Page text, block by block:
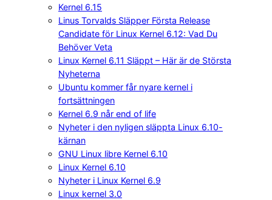
Kernel 6.15
Linus Torvalds Släpper Första Release
Candidate för Linux Kernel 6.12: Vad Du
Behöver Veta
Linux Kernel 6.11 Släppt – Här är de Största
Nyheterna
Ubuntu kommer får nyare kernel i
fortsättningen
Kernel 6.9 når end of life
Nyheter i den nyligen släppta Linux 6.10-
kärnan
GNU Linux libre Kernel 6.10
Linux Kernel 6.10
Nyheter i Linux Kernel 6.9
Linux kernel 3.0